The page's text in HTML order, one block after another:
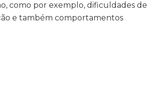
como por exemplo, dificuldades de
e também comportamentos